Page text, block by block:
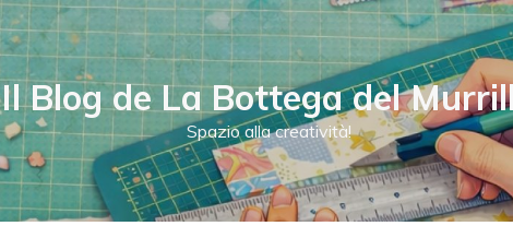
Il Blog de La Bottega del
Spazio alla creatività!